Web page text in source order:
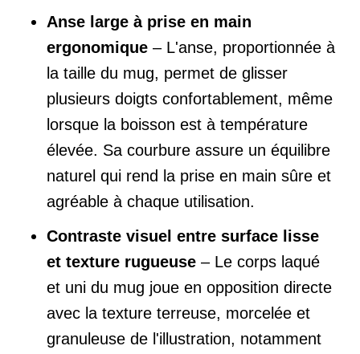
Anse large à prise en main
ergonomique – L'anse, proportionnée à
la taille du mug, permet de glisser
plusieurs doigts confortablement, même
lorsque la boisson est à température
élevée. Sa courbure assure un équilibre
naturel qui rend la prise en main sûre et
agréable à chaque utilisation.
Contraste visuel entre surface lisse
et texture rugueuse – Le corps laqué
et uni du mug joue en opposition directe
avec la texture terreuse, morcelée et
granuleuse de l'illustration, notamment